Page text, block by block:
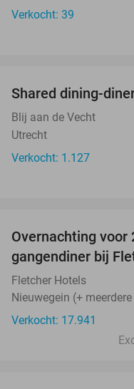
Verkocht: 39
Shared dining-
Blij aan de Vecht
Utrecht
Verkocht: 1.127
Overnachting voor
gangendiner bij
Fletcher Hotels
Nieuwegein (+
Verkocht: 17.941